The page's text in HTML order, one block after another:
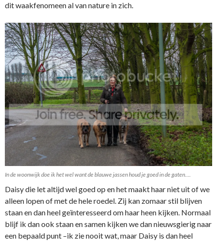
dit waakfenomeen al van nature in zich.
In de woonwijk doe ik het wel want de blauwe jassen houd je goed in de gaten….
Daisy die let altijd wel goed op en het maakt haar niet uit of we
alleen lopen of met de hele roedel. Zij kan zomaar stil blijven
staan en dan heel geïnteresseerd om haar heen kijken. Normaal
blijf ik dan ook staan en samen kijken we dan nieuwsgierig naar
een bepaald punt –ik zie nooit wat, maar Daisy is dan heel